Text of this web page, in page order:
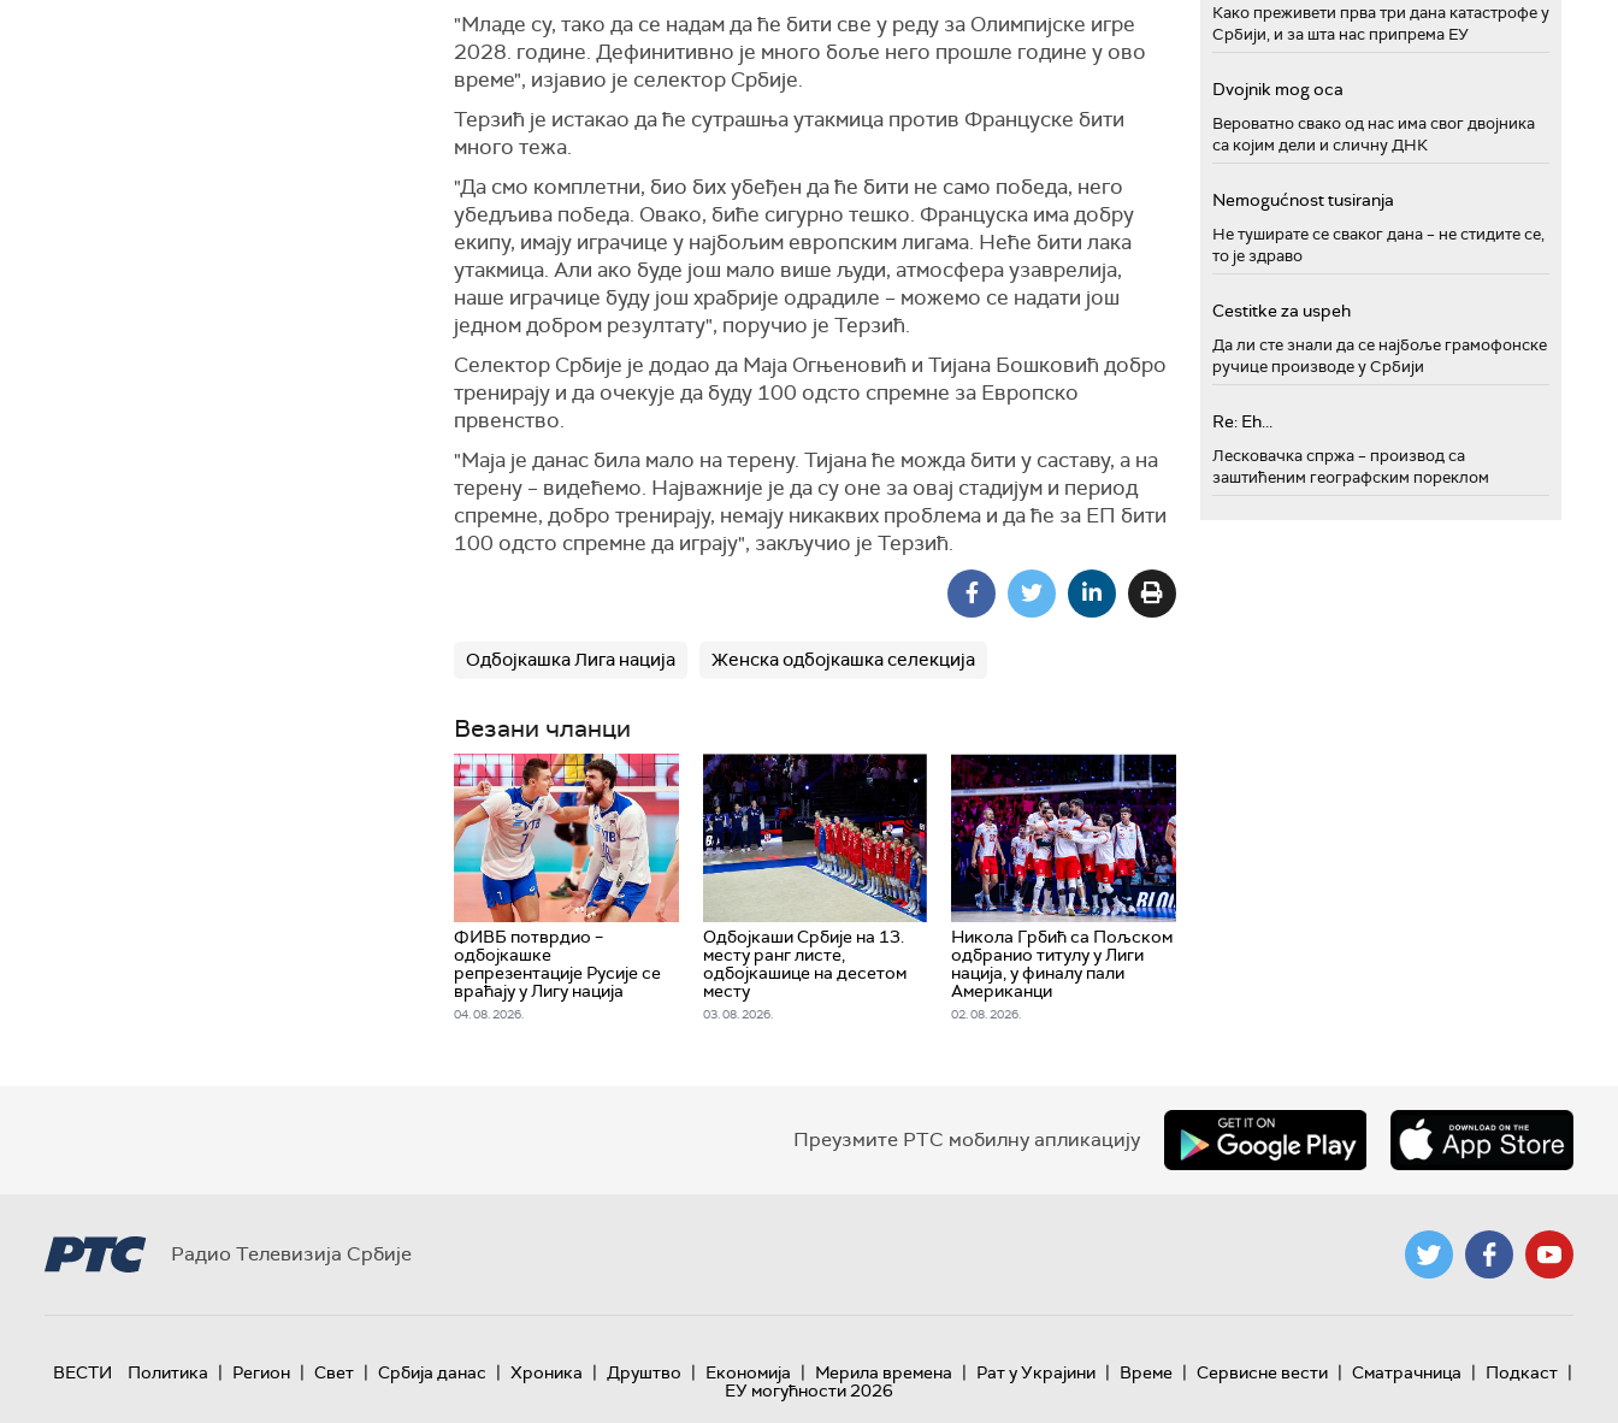
"Младе су, тако да се надам да ће бити све у реду за Олимпијске игре
2028. године. Дефинитивно је много боље него прошле године у ово
време", изјавио је селектор Србије.
Терзић је истакао да ће сутрашња утакмица против Француске бити
много тежа.
"Да смо комплетни, био бих убеђен да ће бити не само победа, него
убедљива победа. Овако, биће сигурно тешко. Француска има добру
екипу, имају играчице у најбољим европским лигама. Неће бити лака
утакмица. Али ако буде још мало више људи, атмосфера узаврелија,
наше играчице буду још храбрије одрадиле – можемо се надати још
једном добром резултату", поручио је Терзић.
Селектор Србије је додао да Маја Огњеновић и Тијана Бошковић добро
тренирају и да очекује да буду 100 одсто спремне за Европско
првенство.
"Маја је данас била мало на терену. Тијана ће можда бити у саставу, а на
терену – видећемо. Најважније је да су оне за овај стадијум и период
спремне, добро тренирају, немају никаквих проблема и да ће за ЕП бити
100 одсто спремне да играју", закључио је Терзић.
Одбојкашка Лига нација Женска одбојкашка селекција
Везани чланци
ФИВБ потврдио –
одбојкашке
репрезентације Русије се
враћају у Лигу нација
04. 08. 2026.
Одбојкаши Србије на 13.
месту ранг листе,
одбојкашице на десетом
месту
03. 08. 2026.
Никола Грбић са Пољском
одбранио титулу у Лиги
нација, у финалу пали
Американци
02. 08. 2026.
Како преживети прва три дана катастрофе у
Србији, и за шта нас припрема ЕУ
Dvojnik mog oca
Вероватно свако од нас има свог двојника
са којим дели и сличну ДНК
Nemogućnost tusiranja
Не туширате се сваког дана – не стидите се,
то је здраво
Cestitke za uspeh
Да ли сте знали да се најбоље грамофонске
ручице производе у Србији
Re: Eh...
Лесковачка спржа – производ са
заштићеним географским пореклом
Преузмите РТС мобилну апликацију
Радио Телевизија Србије
ВЕСТИ Политика | Регион | Свет | Србија данас | Хроника | Друштво | Економија | Мерила времена | Рат у Украјини | Време | Сервисне вести | Сматрачница | Подкаст |
ЕУ могућности 2026